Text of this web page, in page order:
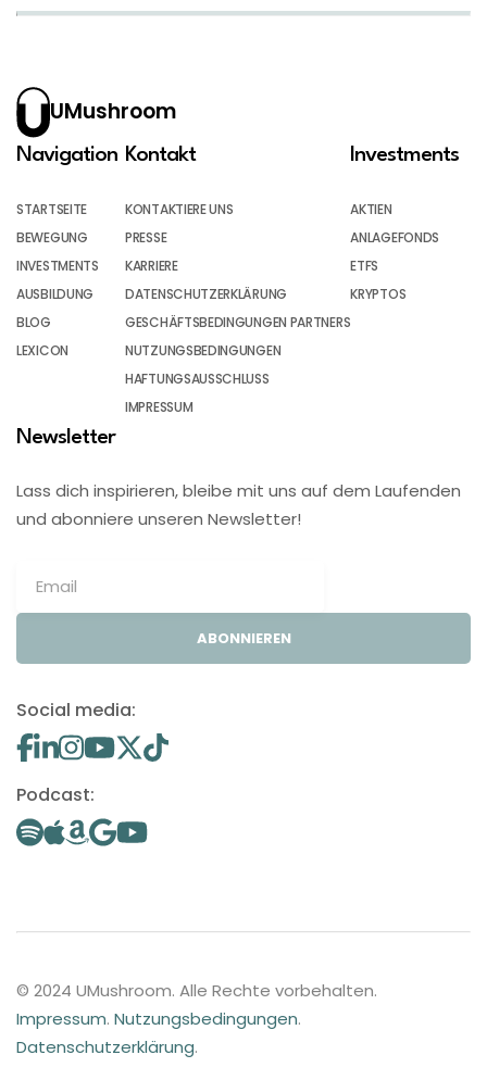
UMushroom
Navigation
STARTSEITE
BEWEGUNG
INVESTMENTS
AUSBILDUNG
BLOG
LEXICON
Kontakt
KONTAKTIERE UNS
PRESSE
KARRIERE
DATENSCHUTZERKLÄRUNG
GESCHÄFTSBEDINGUNGEN PARTNERS
NUTZUNGSBEDINGUNGEN
HAFTUNGSAUSSCHLUSS
IMPRESSUM
Investments
AKTIEN
ANLAGEFONDS
ETFS
KRYPTOS
Newsletter
Lass dich inspirieren, bleibe mit uns auf dem Laufenden
und abonniere unseren Newsletter!
ABONNIEREN
Social media:
Podcast:
© 2024 UMushroom. Alle Rechte vorbehalten.
Impressum. Nutzungsbedingungen.
Datenschutzerklärung.